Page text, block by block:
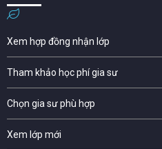
Xem hợp đồng nhận lớp
Tham khảo học phí gia sư
Chọn gia sư phù hợp
Xem lớp mới